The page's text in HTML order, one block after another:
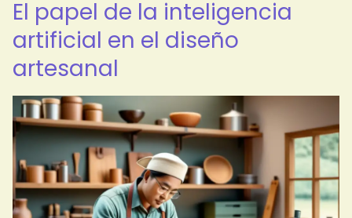
El papel de la inteligencia
artificial en el diseño
artesanal